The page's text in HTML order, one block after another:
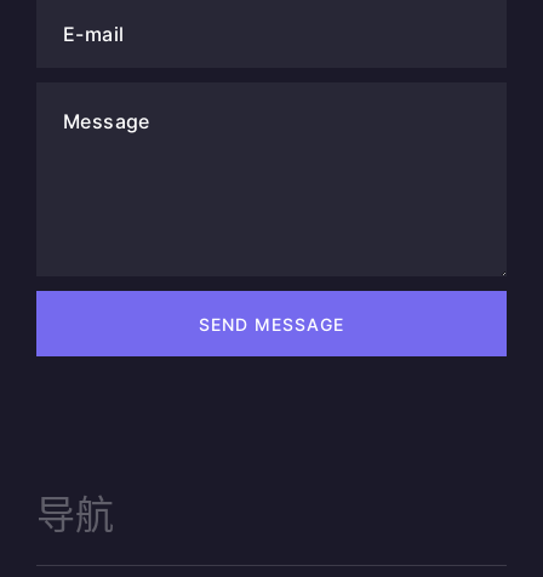
E-mail
Message
SEND MESSAGE
导航